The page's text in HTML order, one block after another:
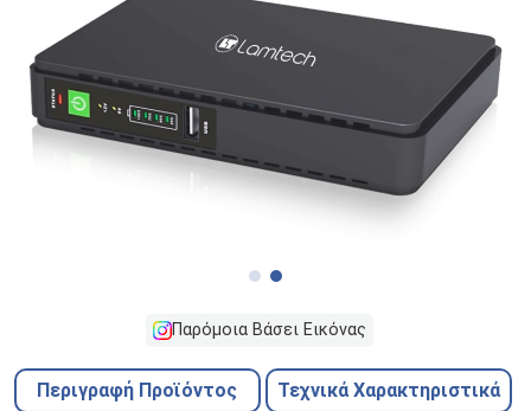
Παρόμοια Βάσει Εικόνας
Περιγραφή Προϊόντος Τεχνικά Χαρακτηριστικά